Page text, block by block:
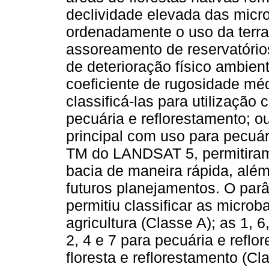
declividade elevada das
ordenadamente o uso da
assoreamento de
de deterioração físico
coeficiente de rugosidade
classificá-las para utilização
pecuária e reflorestamento;
principal com uso para
TM do LANDSAT 5,
bacia de maneira rápida,
futuros planejamentos. O
permitiu classificar as
agricultura (Classe A); as 1,
2, 4 e 7 para pecuária e
floresta e reflorestamento